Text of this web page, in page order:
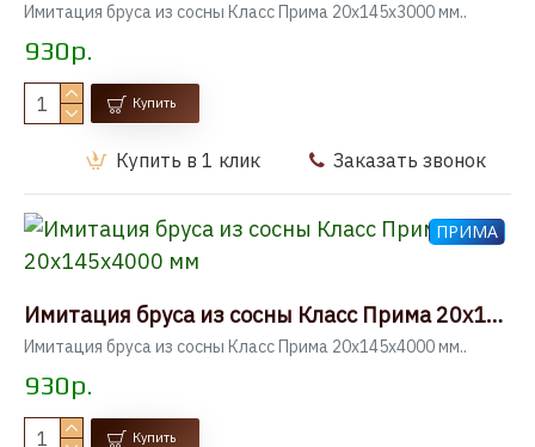
Имитация бруса из сосны Класс Прима 20x145x3000 мм..
930р.
Купить
Купить в 1 клик Заказать звонок
ПРИМА
Имитация бруса из сосны Класс Прима 20x145x4000 мм
Имитация бруса из сосны Класс Прима 20x145x4000 мм..
930р.
Купить